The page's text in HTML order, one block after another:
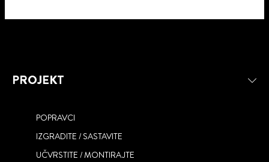
PROJEKT
POPRAVCI
IZGRADITE / SASTAVITE
UČVRSTITE / MONTIRAJTE